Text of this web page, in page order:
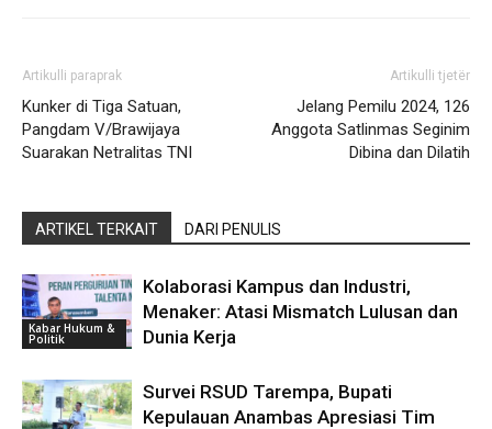
Artikulli paraprak
Kunker di Tiga Satuan,
Pangdam V/Brawijaya
Suarakan Netralitas TNI
Artikulli tjetër
Jelang Pemilu 2024, 126
Anggota Satlinmas Seginim
Dibina dan Dilatih
ARTIKEL TERKAIT DARI PENULIS
Kabar Hukum &
Politik
Kolaborasi Kampus dan Industri,
Menaker: Atasi Mismatch Lulusan dan
Dunia Kerja
Survei RSUD Tarempa, Bupati
Kepulauan Anambas Apresiasi Tim